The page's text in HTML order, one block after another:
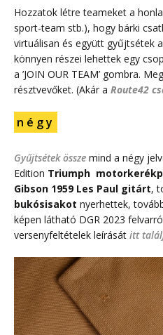
Hozzatok létre teameket a
sport-team stb.), hogy bárki
virtuálisan és együtt gyűjtsétek
könnyen részei lehettek egy
a ’JOIN OUR TEAM’ gombra.
résztvevőket. (Akár a Route42
n é g y
Gyűjtsétek össze mind a négy
Edition Triumph
Gibson 1959 Les Paul gitárt,
bukósisakot nyerhettek,
képen látható DGR 2023
versenyfeltételek leírását itt